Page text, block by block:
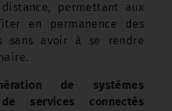
permettant aux
en permanence des
sans avoir à se rendre
de systèmes
services connectés